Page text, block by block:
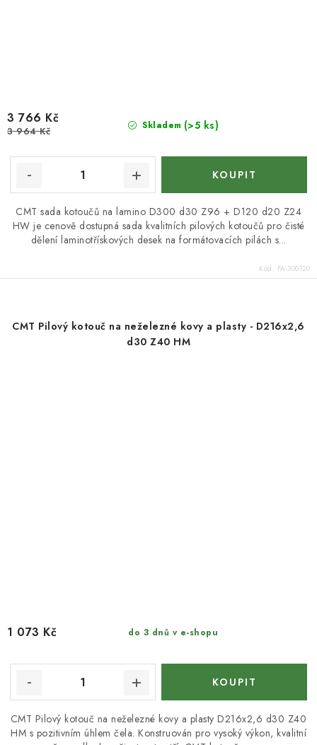
Skladem (>5 ks)
3 766 Kč
3 964 Kč
CMT sada kotoučů na lamino D300 d30 Z96 + D120 d20 Z24
HW je cenově dostupná sada kvalitních pilových kotoučů pro čisté
dělení laminotřískových desek na formátovacích pilách s...
Kód: FA-300120
CMT Pilový kotouč na neželezné kovy a plasty - D216x2,6
d30 Z40 HM
do 3 dnů v e-shopu
1 073 Kč
CMT Pilový kotouč na neželezné kovy a plasty D216x2,6 d30 Z40
HM s pozitivním úhlem čela. Konstruován pro vysoký výkon, kvalitní